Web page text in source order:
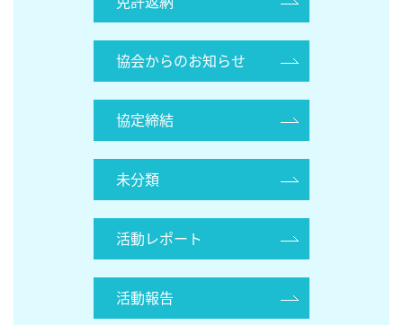
協会からのお知らせ
協定締結
未分類
活動レポート
活動報告